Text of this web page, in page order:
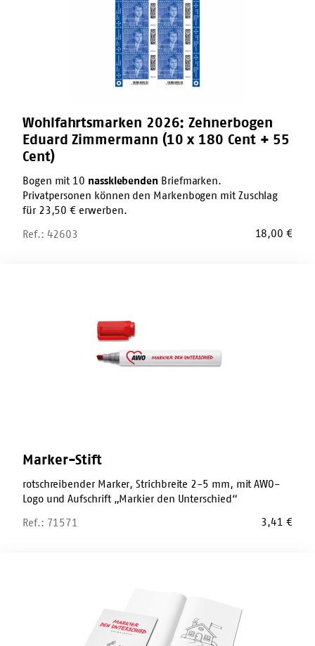
Wohlfahrtsmarken 2026: Zehnerbogen
Eduard Zimmermann (10 x 180 Cent + 55
Cent)
Bogen mit 10 nassklebenden Briefmarken.
Privatpersonen können den Markenbogen mit Zuschlag
für 23,50 € erwerben.
Ref.: 42603
18,00€
Marker-Stift
rotschreibender Marker, Strichbreite 2-5 mm, mit AWO-
Logo und Aufschrift „Markier den Unterschied“
Ref.: 71571
3,41€